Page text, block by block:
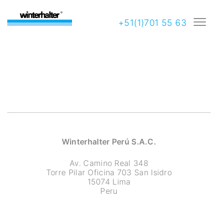
+51(1)701 55 63
Winterhalter Perú S.A.C.
Av. Camino Real 348
Torre Pilar Oficina 703 San Isidro
15074 Lima
Peru